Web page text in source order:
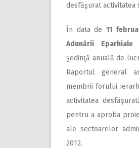
desfăşurat activitatea
În data de 11
Adunării Eparhiale
şedinţă anuală de
Raportul general
membrii forului
activitatea
pentru a aproba
ale sectoarelor
2012.